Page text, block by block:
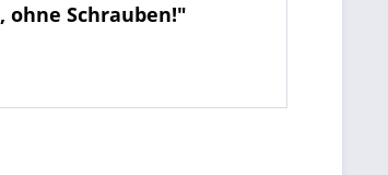
ohne Schrauben!"